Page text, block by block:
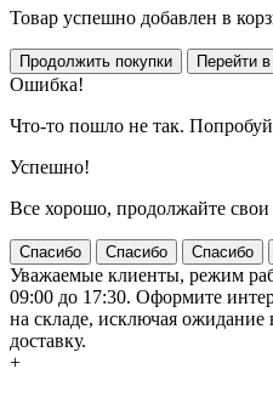
Товар успешно добавлен в
Ошибка!
Что-то пошло не так.
Успешно!
Все хорошо, продолжайте свои
Спасибо Спасибо Спасибо
Уважаемые клиенты, режим
09:00 до 17:30. Оформите
на складе, исключая ожидание
доставку.
+